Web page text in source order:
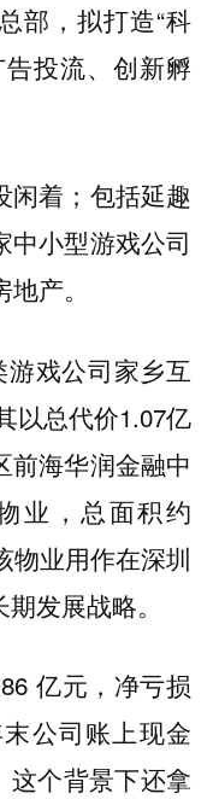
部，拟打造“科
投流、创新孵
闲着；包括延趣
中小型游戏公司
产。
戏公司家乡互
以总代价1.07亿
前海华润金融中
业，总面积约
物业用作在深圳
发展战略。
亿元，净亏损
公司账上现金
这个背景下还拿